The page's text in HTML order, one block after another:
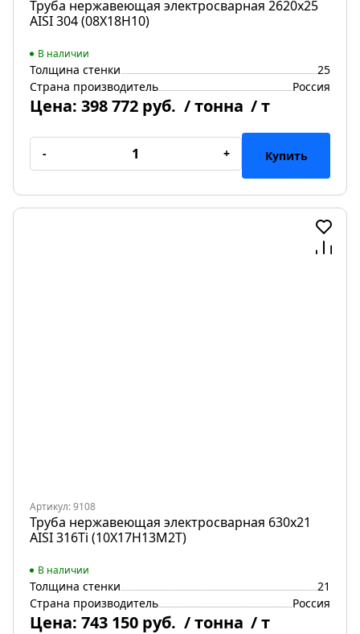
Труба нержавеющая электросварная 2620х25
AISI 304 (08Х18Н10)
В наличии
Толщина стенки
25
Страна производитель
Россия
Цена: 398 772 руб. / тонна / т
- + Купить
Артикул: 9108
Труба нержавеющая электросварная 630х21
AISI 316Ti (10Х17Н13М2Т)
В наличии
Толщина стенки
21
Страна производитель
Россия
Цена: 743 150 руб. / тонна / т